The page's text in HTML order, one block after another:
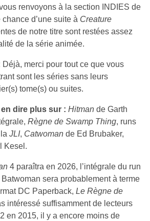
renvoyons à la section INDIES de
d’une suite à Creature
de notre titre sont restées assez
de la série animée.
Déjà, merci pour tout ce que vous
sont les séries sans leurs
tome(s) ou suites.
dire plus sur : Hitman de Garth
Règne de Swamp Thing, runs
JLI, Catwoman de Ed Brubaker,
Kesel.
4 paraîtra en 2026, l’intégrale du run
sera probablement à terme
DC Paperback, Le Règne de
intéressé suffisamment de lecteurs
en 2015, il y a encore moins de